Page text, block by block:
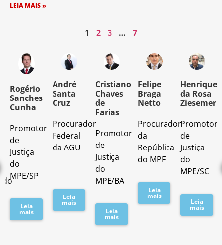
LEIA MAIS »
1 2 3 … 7
Rogério
Sanches
Cunha
Promotor
de
Justiça
do
MPE/SP
Leia
mais
André
Santa
Cruz
Procurador
Federal
da AGU
Leia
mais
Cristiano
Chaves
de
Farias
Promotor
de
Justiça
do
MPE/BA
Leia
mais
Felipe
Braga
Netto
Procurador
da
República
do MPF
Leia
mais
Henrique
da Rosa
Ziesemer
Promotor
de
Justiça
do
MPE/SC
Leia
mais